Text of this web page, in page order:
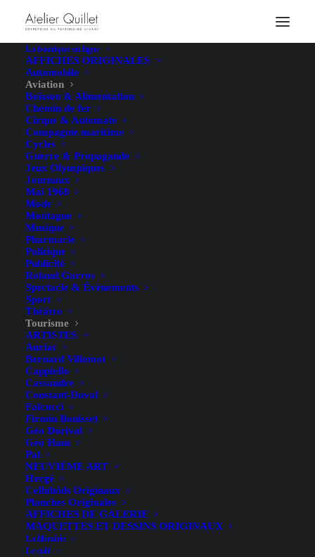
La boutique en ligne
AFFICHES ORIGINALES
Automobile
Aviation
Boisson & Alimentation
Chemin de fer
Cirque & Automate
Compagnie maritime
Cycles
Guerre & Propagande
Jeux Olympiques
Journaux
Mai 1968
Mode
Montagne
Musique
Pharmacie
Politique
Publicité
Roland Garros
Spectacle & Évènements
Sport
Théâtre
Tourisme
ARTISTES
Auriac
Bernard Villemot
Cappiello
Cassandre
Constant-Duval
Falcucci
Firmin Bouisset
Géo Dorival
Géo Ham
Pal
NEUVIÈME ART
Hergé
Celluloïds Originaux
Planches Originales
AFFICHES DE GALERIE
MAQUETTES ET DESSINS ORIGINAUX
La librairie
Le café
Air France, Allemagne – R.
Pagès – 1971